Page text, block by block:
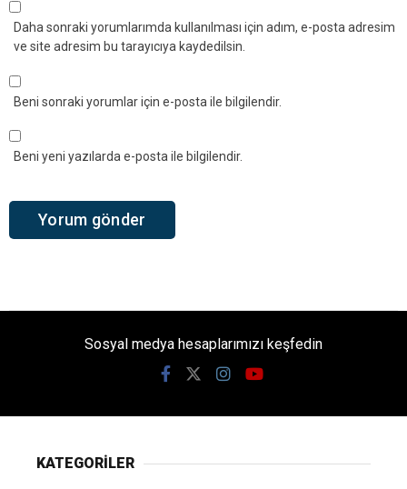
Daha sonraki yorumlarımda kullanılması için adım, e-posta adresim
ve site adresim bu tarayıcıya kaydedilsin.
Beni sonraki yorumlar için e-posta ile bilgilendir.
Beni yeni yazılarda e-posta ile bilgilendir.
Sosyal medya hesaplarımızı keşfedin
KATEGORİLER